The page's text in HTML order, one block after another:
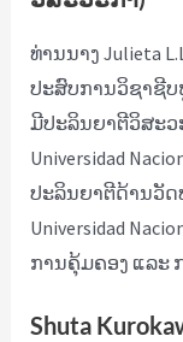
ທ່ານນາງ Julieta
ປະສົບການວິຊາຊີບ
ມີປະລິນຍາຕີວິສະ
Universidad
ປະລິນຍາຕີດ້ານວັ
Universidad
ການຄຸ້ມຄອງ ແລະ
Shuta